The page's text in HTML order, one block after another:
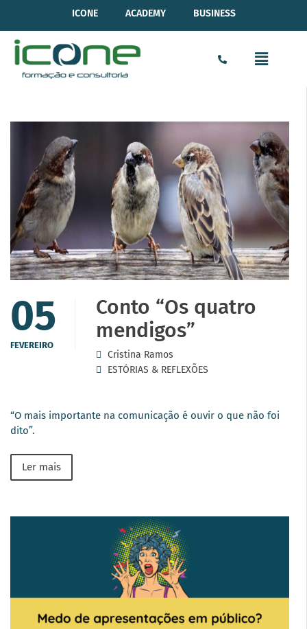
ICONE ACADEMY BUSINESS
05
FEVEREIRO
Conto “Os quatro
mendigos”
Cristina Ramos
ESTÓRIAS & REFLEXÕES
“O mais importante na comunicação é ouvir o que não foi
dito”.
Ler mais